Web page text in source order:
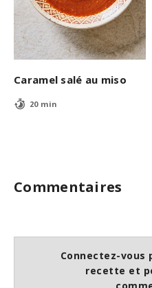
Caramel salé au miso
20 min
Commentaires
Connectez-vous
recette et